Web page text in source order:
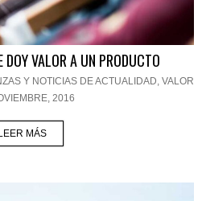
DOY VALOR A UN PRODUCTO
Y NOTICIAS DE ACTUALIDAD, VALOR
2016
LEER MÁS